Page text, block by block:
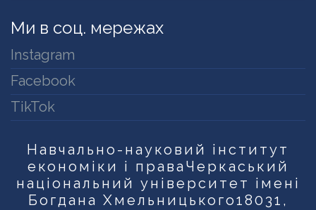
Ми в соц. мережах
Instagram
Facebook
TikTok
Навчально-науковий інститут
економіки і права Черкаський
національний університет імені
Богдана Хмельницького18031,